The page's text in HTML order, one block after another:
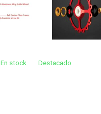
En stock Destacado